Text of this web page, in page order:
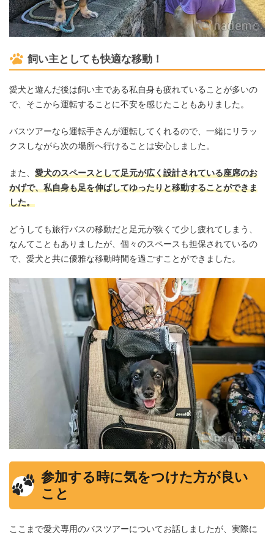
飼い主としても快適な移動！
愛犬と遊んだ後は飼い主である私自身も疲れていることが多いの
で、そこから運転することに不安を感じたこともありました。
バスツアーなら運転手さんが運転してくれるので、一緒にリラッ
クスしながら次の場所へ行けることは安心しました。
また、 愛犬のスペースとして足元が広く設計されている座席のお
かげで、私自身も足を伸ばしてゆったりと移動することができま
した。
どうしても旅行バスの移動だと足元が狭くて少し疲れてしまう、
なんてこともありましたが、個々のスペースも担保されているの
で、愛犬と共に優雅な移動時間を過ごすことができました。
参加する時に気をつけた方が良い
こと
ここまで愛犬専用のバスツアーについてお話しましたが、実際に